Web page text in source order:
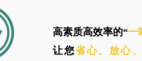
高素质高效率的“一
让您省心、 放心、